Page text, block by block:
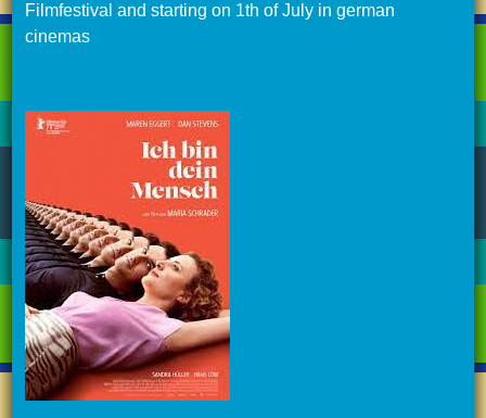
Filmfestival and starting on 1th of July in german
cinemas